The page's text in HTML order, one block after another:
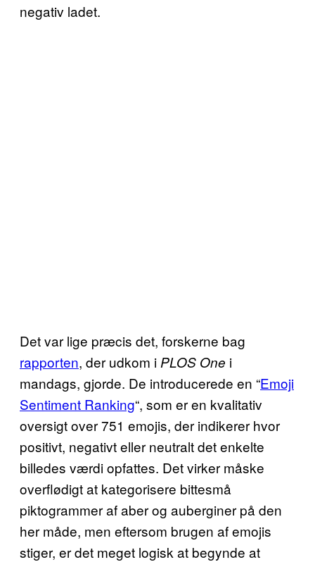
negativ ladet.
Det var lige præcis det, forskerne bag
rapporten, der udkom i PLOS One i
mandags, gjorde. De introducerede en “Emoji
Sentiment Ranking“, som er en kvalitativ
oversigt over 751 emojis, der indikerer hvor
positivt, negativt eller neutralt det enkelte
billedes værdi opfattes. Det virker måske
overflødigt at kategorisere bittesmå
piktogrammer af aber og auberginer på den
her måde, men eftersom brugen af emojis
stiger, er det meget logisk at begynde at